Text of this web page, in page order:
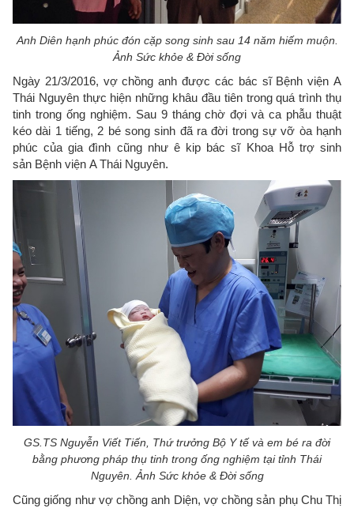
Anh Diên hạnh phúc đón cặp song sinh sau 14 năm hiếm muộn.
Ảnh Sức khỏe & Đời sống
Ngày 21/3/2016, vợ chồng anh được các bác sĩ Bệnh viện A
Thái Nguyên thực hiện những khâu đầu tiên trong quá trình thụ
tinh trong ống nghiệm. Sau 9 tháng chờ đợi và ca phẫu thuật
kéo dài 1 tiếng, 2 bé song sinh đã ra đời trong sự vỡ òa hạnh
phúc của gia đình cũng như ê kip bác sĩ Khoa Hỗ trợ sinh
sản Bệnh viện A Thái Nguyên.
GS.TS Nguyễn Viết Tiến, Thứ trưởng Bộ Y tế và em bé ra đời
bằng phương pháp thụ tinh trong ống nghiệm tại tỉnh Thái
Nguyên. Ảnh Sức khỏe & Đời sống
Cũng giống như vợ chồng anh Diện, vợ chồng sản phụ Chu Thị